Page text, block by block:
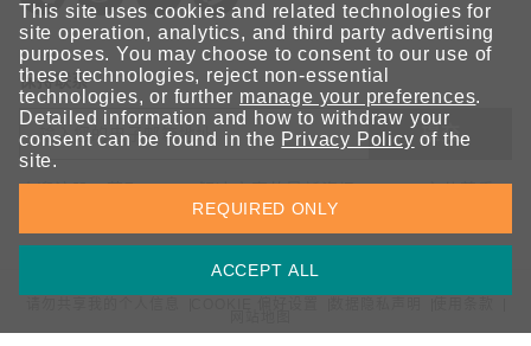
保持联系
提交
欢迎注册，获取 Moxa 解决方案的最新资讯。Moxa 充分尊重
您的隐私，绝不会透露您的邮箱信息。
This site uses cookies and related technologies for
site operation, analytics, and third party advertising
purposes. You may choose to consent to our use of
these technologies, reject non-essential
technologies, or further manage your preferences.
Detailed information and how to withdraw your
consent can be found in the Privacy Policy of the
site.
ACCEPT ALL
REQUIRED ONLY